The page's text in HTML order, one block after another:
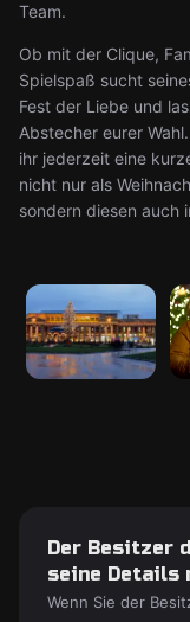
Team.
Ob mit der Clique,
Spielspaß sucht
Fest der Liebe und
Abstecher eurer
ihr jederzeit eine
nicht nur als
sondern diesen auch
Der Besitzer
seine Details
Wenn Sie der